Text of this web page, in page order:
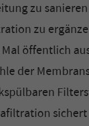
zu
zu
öffentlich
der
sichert